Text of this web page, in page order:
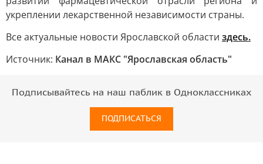
укреплении лекарственной независимости страны.
Все актуальные новости Ярославской области здесь.
Источник: Канал в МАКС "Ярославская область"
Подписывайтесь на наш паблик в Одноклассниках
ПОДПИСАТЬСЯ